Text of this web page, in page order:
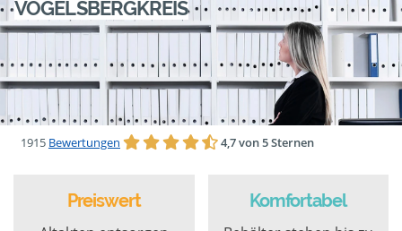
VOGELSBERGKREIS
1915 Bewertungen 4,7 von 5 Sternen
Preiswert Komfortabel